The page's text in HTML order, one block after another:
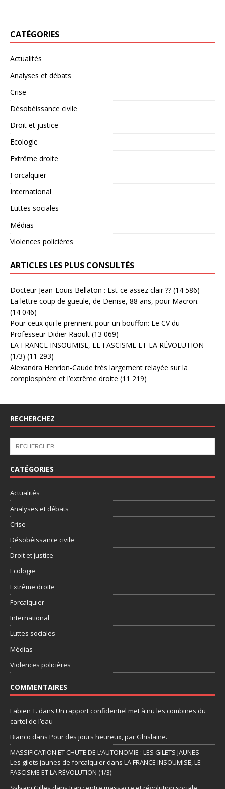
CATÉGORIES
Actualités
Analyses et débats
Crise
Désobéissance civile
Droit et justice
Ecologie
Extrême droite
Forcalquier
International
Luttes sociales
Médias
Violences policières
ARTICLES LES PLUS CONSULTÉS
Docteur Jean-Louis Bellaton : Est-ce assez clair ?? (14 586)
La lettre coup de gueule, de Denise, 88 ans, pour Macron.
(14 046)
Pour ceux qui le prennent pour un bouffon: Le CV du
Professeur Didier Raoult (13 069)
LA FRANCE INSOUMISE, LE FASCISME ET LA RÉVOLUTION
(1/3) (11 293)
Alexandra Henrion-Caude très largement relayée sur la
complosphère et l’extrême droite (11 219)
RECHERCHEZ
CATÉGORIES
Actualités
Analyses et débats
Crise
Désobéissance civile
Droit et justice
Ecologie
Extrême droite
Forcalquier
International
Luttes sociales
Médias
Violences policières
COMMENTAIRES
Fabien T. dans Un rapport confidentiel met à nu les combines du
cartel de l’eau
Bianco dans Pour des jours heureux, par Ghislaine.
MASSIFICATION ET CHUTE DE L’AUTONOMIE : LES GILETS JAUNES –
Les gilets jaunes de forcalquier dans LA FRANCE INSOUMISE, LE
FASCISME ET LA RÉVOLUTION (1/3)